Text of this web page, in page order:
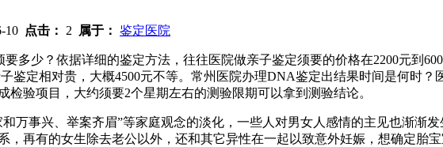
10 点击： 2 属于： 鉴定医院
多少？依据详细的鉴定方法，往往医院做亲子鉴定须要的价格在2200元到
鉴定相对贵，大概4500元不等。常州医院办理DNA鉴定出结果时间是何时
验项目，大约须要2个星期左右的测验限期可以拿到测验结论。
万事兴、举案齐眉”等家庭观念的淡化，一些人对男女人感情的主见也渐渐
，再有的女生除去老公以外，还和其它异性在一起以致意外妊娠，想确定胎